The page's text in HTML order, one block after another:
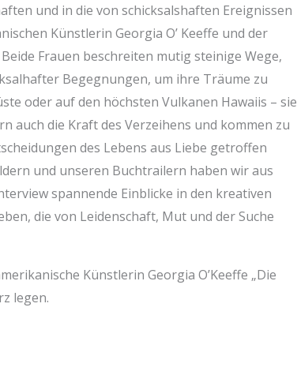
und in die von schicksalshaften Ereignissen
Künstlerin Georgia O’ Keeffe und der
Frauen beschreiten mutig steinige Wege,
Begegnungen, um ihre Träume zu
oder auf den höchsten Vulkanen Hawaiis – sie
auch die Kraft des Verzeihens und kommen zu
des Lebens aus Liebe getroffen
und unseren Buchtrailern haben wir aus
spannende Einblicke in den kreativen
die von Leidenschaft, Mut und der Suche
Künstlerin Georgia O’Keeffe „Die
legen.